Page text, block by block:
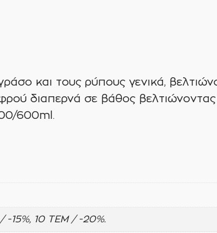
και τους ρύπους γενικά,
διαπερνά σε βάθος
600ml.
-15%, 10 ΤΕΜ / -20%.